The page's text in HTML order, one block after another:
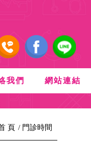
我們 網站連結
頁 門診時間